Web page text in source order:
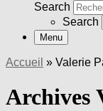
Search
Search
Menu
Accueil » Valerie
Archives